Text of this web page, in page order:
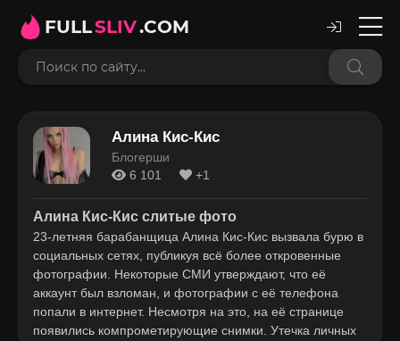
FULLSLIV.COM
Алина Кис-Кис
Блогерши
6 101
+1
Алина Кис-Кис слитые фото
23-летняя барабанщица Алина Кис-Кис вызвала бурю в
социальных сетях, публикуя всё более откровенные
фотографии. Некоторые СМИ утверждают, что её
аккаунт был взломан, и фотографии с её телефона
попали в интернет. Несмотря на это, на её странице
появились компрометирующие снимки. Утечка личных